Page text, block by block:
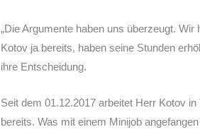
„Die Argumente haben uns überzeugt.
Kotov ja bereits, haben seine Stunden
ihre Entscheidung.
Seit dem 01.12.2017 arbeitet Herr Kotov
bereits. Was mit einem Minijob